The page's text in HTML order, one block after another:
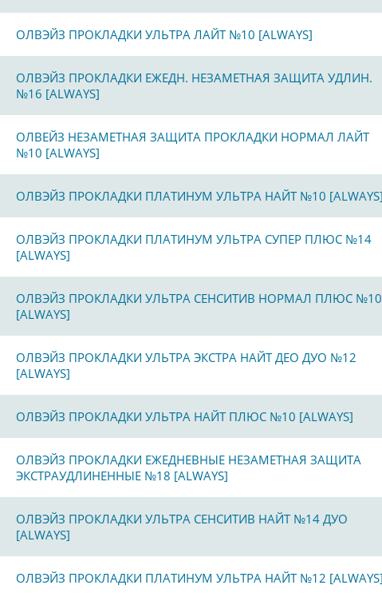
ОЛВЭЙЗ ПРОКЛАДКИ УЛЬТРА ЛАЙТ №10 [ALWAYS]
ОЛВЭЙЗ ПРОКЛАДКИ ЕЖЕДН. НЕЗАМЕТНАЯ ЗАЩИТА УДЛИН.
№16 [ALWAYS]
ОЛВЕЙЗ НЕЗАМЕТНАЯ ЗАЩИТА ПРОКЛАДКИ НОРМАЛ ЛАЙТ
№10 [ALWAYS]
ОЛВЭЙЗ ПРОКЛАДКИ ПЛАТИНУМ УЛЬТРА НАЙТ №10 [ALWAYS]
ОЛВЭЙЗ ПРОКЛАДКИ ПЛАТИНУМ УЛЬТРА СУПЕР ПЛЮС №14
[ALWAYS]
ОЛВЭЙЗ ПРОКЛАДКИ УЛЬТРА СЕНСИТИВ НОРМАЛ ПЛЮС №10
[ALWAYS]
ОЛВЭЙЗ ПРОКЛАДКИ УЛЬТРА ЭКСТРА НАЙТ ДЕО ДУО №12
[ALWAYS]
ОЛВЭЙЗ ПРОКЛАДКИ УЛЬТРА НАЙТ ПЛЮС №10 [ALWAYS]
ОЛВЭЙЗ ПРОКЛАДКИ ЕЖЕДНЕВНЫЕ НЕЗАМЕТНАЯ ЗАЩИТА
ЭКСТРАУДЛИНЕННЫЕ №18 [ALWAYS]
ОЛВЭЙЗ ПРОКЛАДКИ УЛЬТРА СЕНСИТИВ НАЙТ №14 ДУО
[ALWAYS]
ОЛВЭЙЗ ПРОКЛАДКИ ПЛАТИНУМ УЛЬТРА НАЙТ №12 [ALWAYS]